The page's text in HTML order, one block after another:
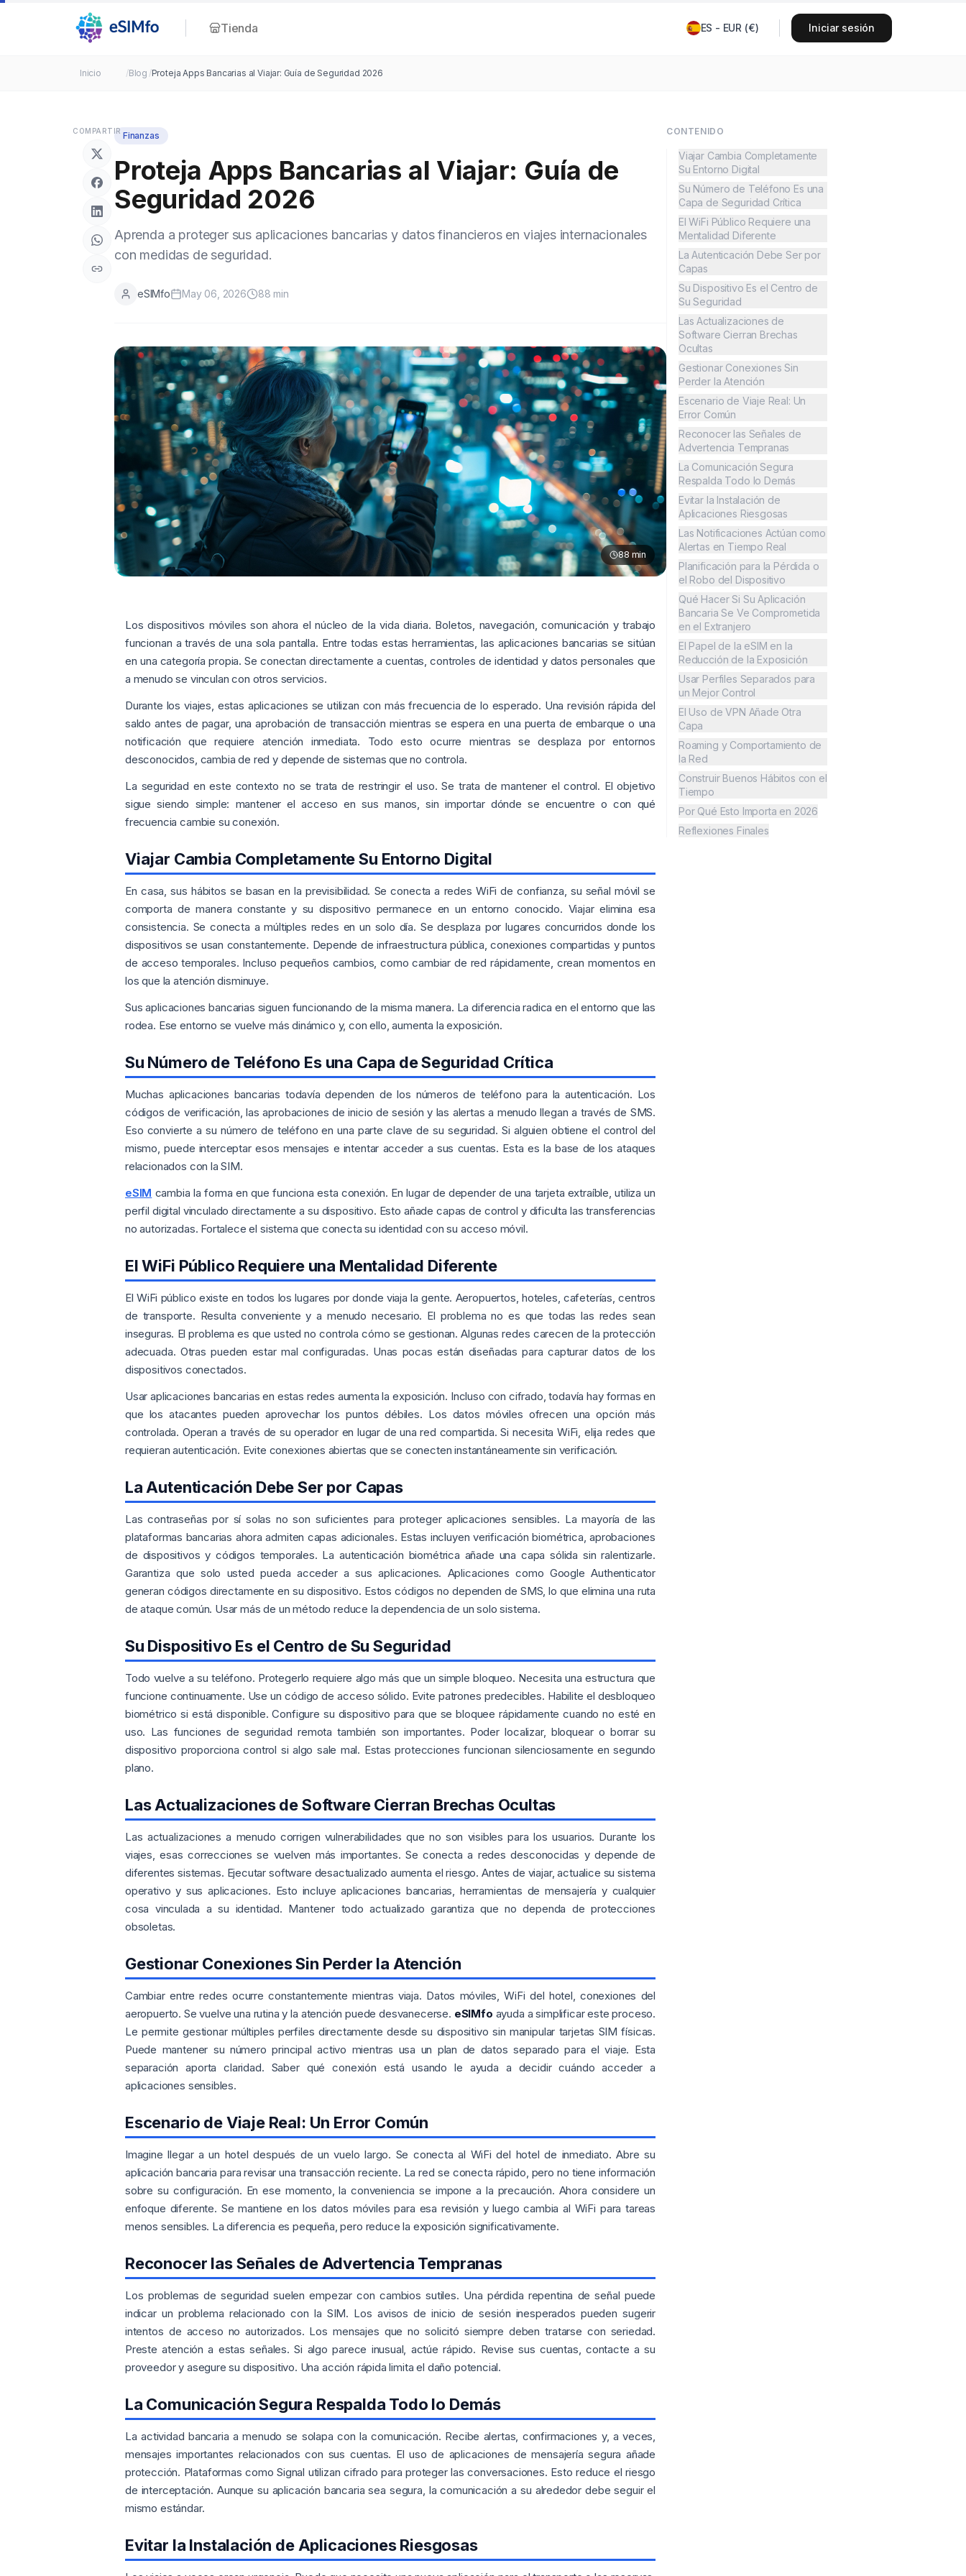
Tienda ES - EUR (€) Iniciar sesión
Inicio /Blog /Proteja Apps Bancarias al Viajar: Guía de Seguridad 2026
COMPARTIR Finanzas
Proteja Apps Bancarias al Viajar: Guía de
Seguridad 2026
Aprenda a proteger sus aplicaciones bancarias y datos financieros en viajes internacionales
con medidas de seguridad.
eSIMfo May 06, 2026 88 min
88 min
Los dispositivos móviles son ahora el núcleo de la vida diaria. Boletos, navegación, comunicación y trabajo
funcionan a través de una sola pantalla. Entre todas estas herramientas, las aplicaciones bancarias se sitúan
en una categoría propia. Se conectan directamente a cuentas, controles de identidad y datos personales que
a menudo se vinculan con otros servicios.
Durante los viajes, estas aplicaciones se utilizan con más frecuencia de lo esperado. Una revisión rápida del
saldo antes de pagar, una aprobación de transacción mientras se espera en una puerta de embarque o una
notificación que requiere atención inmediata. Todo esto ocurre mientras se desplaza por entornos
desconocidos, cambia de red y depende de sistemas que no controla.
La seguridad en este contexto no se trata de restringir el uso. Se trata de mantener el control. El objetivo
sigue siendo simple: mantener el acceso en sus manos, sin importar dónde se encuentre o con qué
frecuencia cambie su conexión.
Viajar Cambia Completamente Su Entorno Digital
En casa, sus hábitos se basan en la previsibilidad. Se conecta a redes WiFi de confianza, su señal móvil se
comporta de manera constante y su dispositivo permanece en un entorno conocido. Viajar elimina esa
consistencia. Se conecta a múltiples redes en un solo día. Se desplaza por lugares concurridos donde los
dispositivos se usan constantemente. Depende de infraestructura pública, conexiones compartidas y puntos
de acceso temporales. Incluso pequeños cambios, como cambiar de red rápidamente, crean momentos en
los que la atención disminuye.
Sus aplicaciones bancarias siguen funcionando de la misma manera. La diferencia radica en el entorno que las
rodea. Ese entorno se vuelve más dinámico y, con ello, aumenta la exposición.
Su Número de Teléfono Es una Capa de Seguridad Crítica
Muchas aplicaciones bancarias todavía dependen de los números de teléfono para la autenticación. Los
códigos de verificación, las aprobaciones de inicio de sesión y las alertas a menudo llegan a través de SMS.
Eso convierte a su número de teléfono en una parte clave de su seguridad. Si alguien obtiene el control del
mismo, puede interceptar esos mensajes e intentar acceder a sus cuentas. Esta es la base de los ataques
relacionados con la SIM.
eSIM cambia la forma en que funciona esta conexión. En lugar de depender de una tarjeta extraíble, utiliza un
perfil digital vinculado directamente a su dispositivo. Esto añade capas de control y dificulta las transferencias
no autorizadas. Fortalece el sistema que conecta su identidad con su acceso móvil.
El WiFi Público Requiere una Mentalidad Diferente
El WiFi público existe en todos los lugares por donde viaja la gente. Aeropuertos, hoteles, cafeterías, centros
de transporte. Resulta conveniente y a menudo necesario. El problema no es que todas las redes sean
inseguras. El problema es que usted no controla cómo se gestionan. Algunas redes carecen de la protección
adecuada. Otras pueden estar mal configuradas. Unas pocas están diseñadas para capturar datos de los
dispositivos conectados.
Usar aplicaciones bancarias en estas redes aumenta la exposición. Incluso con cifrado, todavía hay formas en
que los atacantes pueden aprovechar los puntos débiles. Los datos móviles ofrecen una opción más
controlada. Operan a través de su operador en lugar de una red compartida. Si necesita WiFi, elija redes que
requieran autenticación. Evite conexiones abiertas que se conecten instantáneamente sin verificación.
La Autenticación Debe Ser por Capas
Las contraseñas por sí solas no son suficientes para proteger aplicaciones sensibles. La mayoría de las
plataformas bancarias ahora admiten capas adicionales. Estas incluyen verificación biométrica, aprobaciones
de dispositivos y códigos temporales. La autenticación biométrica añade una capa sólida sin ralentizarle.
Garantiza que solo usted pueda acceder a sus aplicaciones. Aplicaciones como Google Authenticator
generan códigos directamente en su dispositivo. Estos códigos no dependen de SMS, lo que elimina una ruta
de ataque común. Usar más de un método reduce la dependencia de un solo sistema.
Su Dispositivo Es el Centro de Su Seguridad
Todo vuelve a su teléfono. Protegerlo requiere algo más que un simple bloqueo. Necesita una estructura que
funcione continuamente. Use un código de acceso sólido. Evite patrones predecibles. Habilite el desbloqueo
biométrico si está disponible. Configure su dispositivo para que se bloquee rápidamente cuando no esté en
uso. Las funciones de seguridad remota también son importantes. Poder localizar, bloquear o borrar su
dispositivo proporciona control si algo sale mal. Estas protecciones funcionan silenciosamente en segundo
plano.
Las Actualizaciones de Software Cierran Brechas Ocultas
Las actualizaciones a menudo corrigen vulnerabilidades que no son visibles para los usuarios. Durante los
viajes, esas correcciones se vuelven más importantes. Se conecta a redes desconocidas y depende de
diferentes sistemas. Ejecutar software desactualizado aumenta el riesgo. Antes de viajar, actualice su sistema
operativo y sus aplicaciones. Esto incluye aplicaciones bancarias, herramientas de mensajería y cualquier
cosa vinculada a su identidad. Mantener todo actualizado garantiza que no dependa de protecciones
obsoletas.
Gestionar Conexiones Sin Perder la Atención
Cambiar entre redes ocurre constantemente mientras viaja. Datos móviles, WiFi del hotel, conexiones del
aeropuerto. Se vuelve una rutina y la atención puede desvanecerse. eSIMfo ayuda a simplificar este proceso.
Le permite gestionar múltiples perfiles directamente desde su dispositivo sin manipular tarjetas SIM físicas.
Puede mantener su número principal activo mientras usa un plan de datos separado para el viaje. Esta
separación aporta claridad. Saber qué conexión está usando le ayuda a decidir cuándo acceder a
aplicaciones sensibles.
Escenario de Viaje Real: Un Error Común
Imagine llegar a un hotel después de un vuelo largo. Se conecta al WiFi del hotel de inmediato. Abre su
aplicación bancaria para revisar una transacción reciente. La red se conecta rápido, pero no tiene información
sobre su configuración. En ese momento, la conveniencia se impone a la precaución. Ahora considere un
enfoque diferente. Se mantiene en los datos móviles para esa revisión y luego cambia al WiFi para tareas
menos sensibles. La diferencia es pequeña, pero reduce la exposición significativamente.
Reconocer las Señales de Advertencia Tempranas
Los problemas de seguridad suelen empezar con cambios sutiles. Una pérdida repentina de señal puede
indicar un problema relacionado con la SIM. Los avisos de inicio de sesión inesperados pueden sugerir
intentos de acceso no autorizados. Los mensajes que no solicitó siempre deben tratarse con seriedad.
Preste atención a estas señales. Si algo parece inusual, actúe rápido. Revise sus cuentas, contacte a su
proveedor y asegure su dispositivo. Una acción rápida limita el daño potencial.
La Comunicación Segura Respalda Todo lo Demás
La actividad bancaria a menudo se solapa con la comunicación. Recibe alertas, confirmaciones y, a veces,
mensajes importantes relacionados con sus cuentas. El uso de aplicaciones de mensajería segura añade
protección. Plataformas como Signal utilizan cifrado para proteger las conversaciones. Esto reduce el riesgo
de interceptación. Aunque su aplicación bancaria sea segura, la comunicación a su alrededor debe seguir el
mismo estándar.
Evitar la Instalación de Aplicaciones Riesgosas
CONTENIDO
Viajar Cambia Completamente
Su Entorno Digital
Su Número de Teléfono Es una
Capa de Seguridad Crítica
El WiFi Público Requiere una
Mentalidad Diferente
La Autenticación Debe Ser por
Capas
Su Dispositivo Es el Centro de
Su Seguridad
Las Actualizaciones de
Software Cierran Brechas
Ocultas
Gestionar Conexiones Sin
Perder la Atención
Escenario de Viaje Real: Un
Error Común
Reconocer las Señales de
Advertencia Tempranas
La Comunicación Segura
Respalda Todo lo Demás
Evitar la Instalación de
Aplicaciones Riesgosas
Las Notificaciones Actúan como
Alertas en Tiempo Real
Planificación para la Pérdida o
el Robo del Dispositivo
Qué Hacer Si Su Aplicación
Bancaria Se Ve Comprometida
en el Extranjero
El Papel de la eSIM en la
Reducción de la Exposición
Usar Perfiles Separados para
un Mejor Control
El Uso de VPN Añade Otra
Capa
Roaming y Comportamiento de
la Red
Construir Buenos Hábitos con el
Tiempo
Por Qué Esto Importa en 2026
Reflexiones Finales